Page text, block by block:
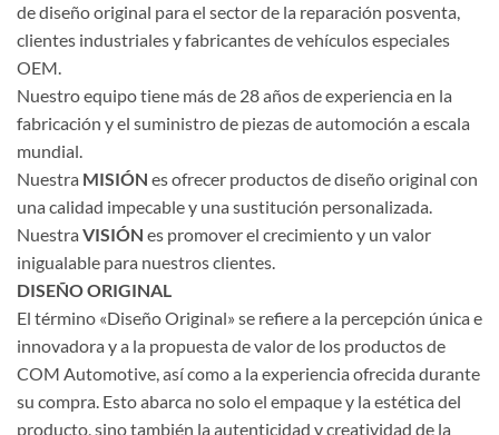
de diseño original para el sector de la reparación posventa,
clientes industriales y fabricantes de vehículos especiales
OEM.
Nuestro equipo tiene más de 28 años de experiencia en la
fabricación y el suministro de piezas de automoción a escala
mundial.
Nuestra MISIÓN es ofrecer productos de diseño original con
una calidad impecable y una sustitución personalizada.
Nuestra VISIÓN es promover el crecimiento y un valor
inigualable para nuestros clientes.
DISEÑO ORIGINAL
El término «Diseño Original» se refiere a la percepción única e
innovadora y a la propuesta de valor de los productos de
COM Automotive, así como a la experiencia ofrecida durante
su compra. Esto abarca no solo el empaque y la estética del
producto, sino también la autenticidad y creatividad de la